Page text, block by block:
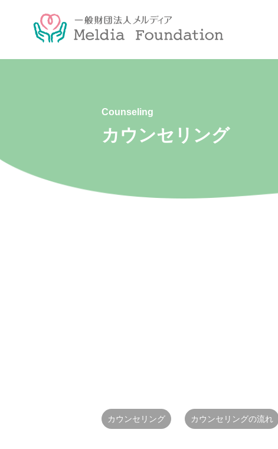
Counseling
カウンセリング
カウンセリング カウンセリングの流れ